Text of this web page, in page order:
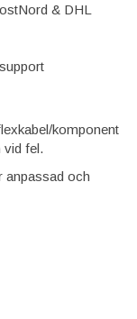
& DHL
komponent
vid fel.
anpassad och